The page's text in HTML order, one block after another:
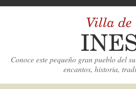
Conoce este pequeño gran pueblo del
encantos, historia,